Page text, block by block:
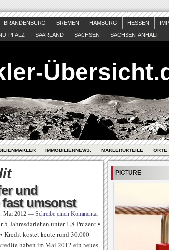
BRANDENBURG BREMEN HAMBURG HESSEN
PFALZ SAARLAND SACHSEN SACHSEN-ANHALT
IMMOBILIENNEWS: MAKLERURTEILE ORTE
und
umsonst
Mai 2012 — Schreibe einen Kommentar
Jahresdarlehen unter 1,8 Prozent •
Kredit kostet heute rund 30.000
haben im Mai 2012 ein neues
PICTURE